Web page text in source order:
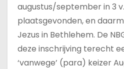
augustus/september in 3
plaatsgevonden, en
Jezus in Bethlehem. De
deze inschrijving terecht
‘vanwege’ (para) keizer